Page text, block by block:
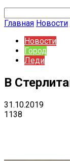
Главная Новости
Новости
Город
Леди
В
31.10.2019
1138